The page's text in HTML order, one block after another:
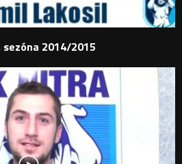
sezóna 2014/2015